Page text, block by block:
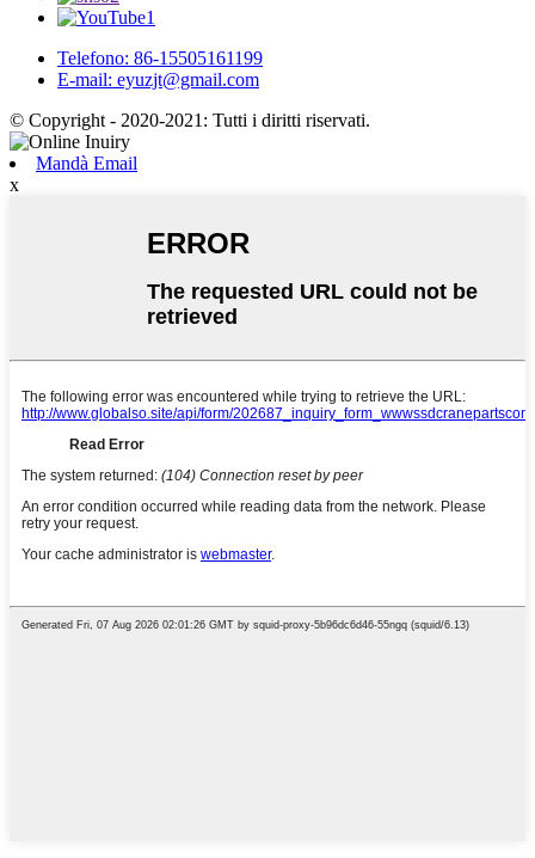
Telefono: 86-15505161199
E-mail: eyuzjt@gmail.com
© Copyright - 2020-2021: Tutti i diritti riservati.
Mandà Email
x